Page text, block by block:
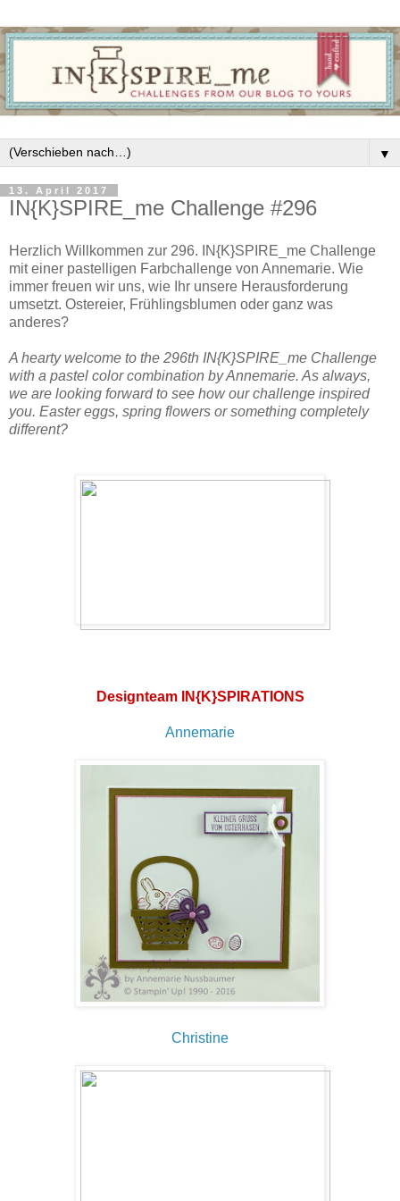
▼
13. April 2017
IN{K}SPIRE_me Challenge #296
Herzlich Willkommen zur 296. IN{K}SPIRE_me Challenge
mit einer pastelligen Farbchallenge von Annemarie. Wie
immer freuen wir uns, wie Ihr unsere Herausforderung
umsetzt. Ostereier, Frühlingsblumen oder ganz was
anderes?
A hearty welcome to the 296th IN{K}SPIRE_me Challenge
with a pastel color combination by Annemarie. As always,
we are looking forward to see how our challenge inspired
you. Easter eggs, spring flowers or something completely
different?
Designteam IN{K}SPIRATIONS
Annemarie
Christine